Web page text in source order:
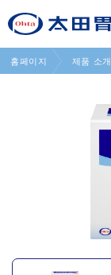
홈페이지 제품 소개